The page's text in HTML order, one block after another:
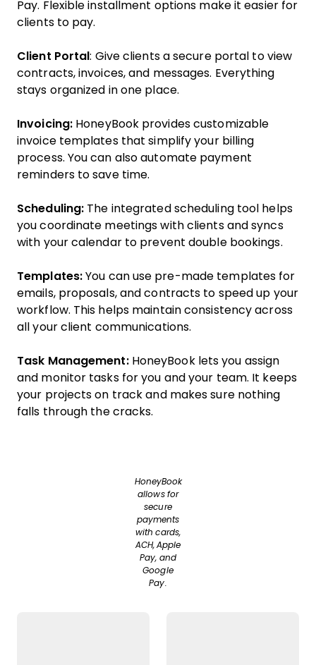
Pay. Flexible installment options make it easier for
clients to pay.
Client Portal: Give clients a secure portal to view
contracts, invoices, and messages. Everything
stays organized in one place.
Invoicing: HoneyBook provides customizable
invoice templates that simplify your billing
process. You can also automate payment
reminders to save time.
Scheduling: The integrated scheduling tool helps
you coordinate meetings with clients and syncs
with your calendar to prevent double bookings.
Templates: You can use pre-made templates for
emails, proposals, and contracts to speed up your
workflow. This helps maintain consistency across
all your client communications.
Task Management:HoneyBook lets you assign
and monitor tasks for you and your team. It keeps
your projects on track and makes sure nothing
falls through the cracks.
HoneyBook
allows for
secure
payments
with cards,
ACH, Apple
Pay, and
Google
Pay.